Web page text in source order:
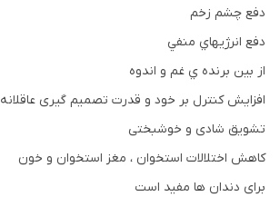
دفع چشم زخم
دفع انرژيهاي منفي
از بين برنده ي غم و اندوه
افزایش کنترل بر خود و قدرت تصمیم گیری عاقلانه
تشویق شادی و خوشبختی
کاهش اختلالات استخوان ، مغز استخوان و خون
برای دندان ها مفيد است